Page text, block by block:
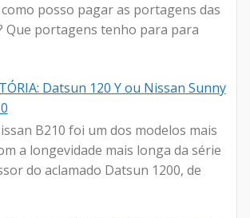
posso pagar as portagens das
Que portagens tenho para para
Datsun 120 Y ou Nissan Sunny
B210 foi um dos modelos mais
a longevidade mais longa da série
do aclamado Datsun 1200, de